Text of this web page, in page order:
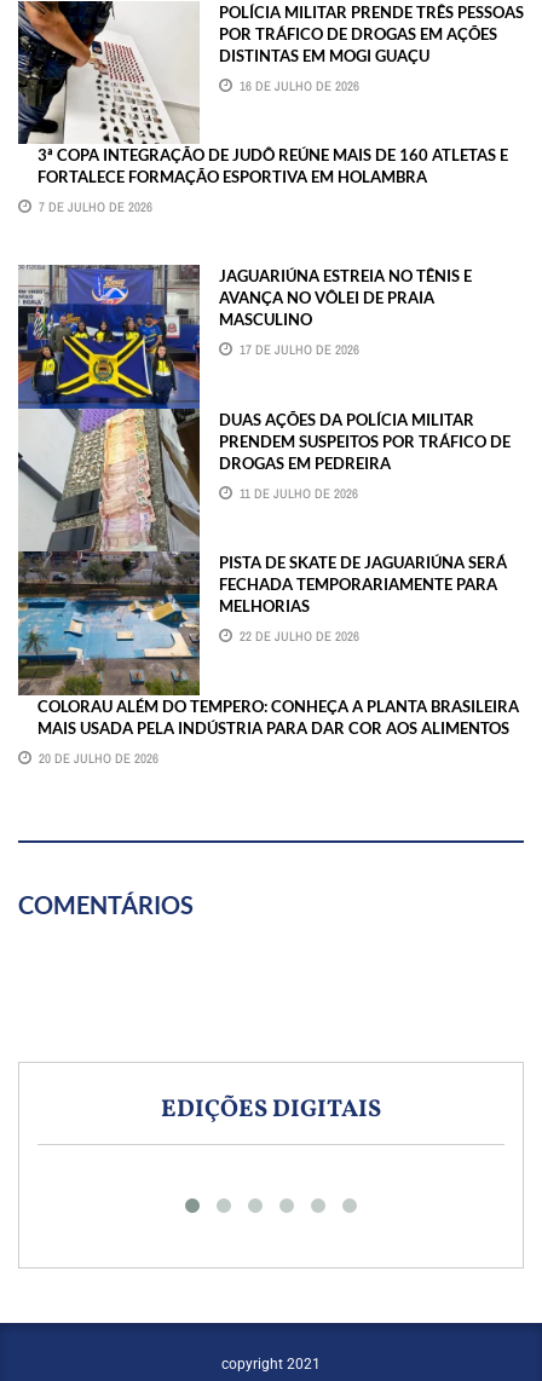
POLÍCIA MILITAR PRENDE TRÊS PESSOAS
POR TRÁFICO DE DROGAS EM AÇÕES
DISTINTAS EM MOGI GUAÇU
16 DE JULHO DE 2026
3ª COPA INTEGRAÇÃO DE JUDÔ REÚNE MAIS DE 160 ATLETAS E
FORTALECE FORMAÇÃO ESPORTIVA EM HOLAMBRA
7 DE JULHO DE 2026
JAGUARIÚNA ESTREIA NO TÊNIS E
AVANÇA NO VÔLEI DE PRAIA
MASCULINO
17 DE JULHO DE 2026
DUAS AÇÕES DA POLÍCIA MILITAR
PRENDEM SUSPEITOS POR TRÁFICO DE
DROGAS EM PEDREIRA
11 DE JULHO DE 2026
PISTA DE SKATE DE JAGUARIÚNA SERÁ
FECHADA TEMPORARIAMENTE PARA
MELHORIAS
22 DE JULHO DE 2026
COLORAU ALÉM DO TEMPERO: CONHEÇA A PLANTA BRASILEIRA
MAIS USADA PELA INDÚSTRIA PARA DAR COR AOS ALIMENTOS
20 DE JULHO DE 2026
COMENTÁRIOS
EDIÇÕES DIGITAIS
copyright 2021